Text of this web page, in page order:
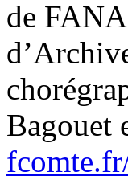
de
Bagouet